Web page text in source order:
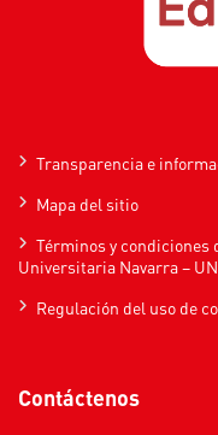
Transparencia e
Mapa del sitio
Términos y condiciones
Universitaria Navarra –
Regulación del uso de
Contáctenos